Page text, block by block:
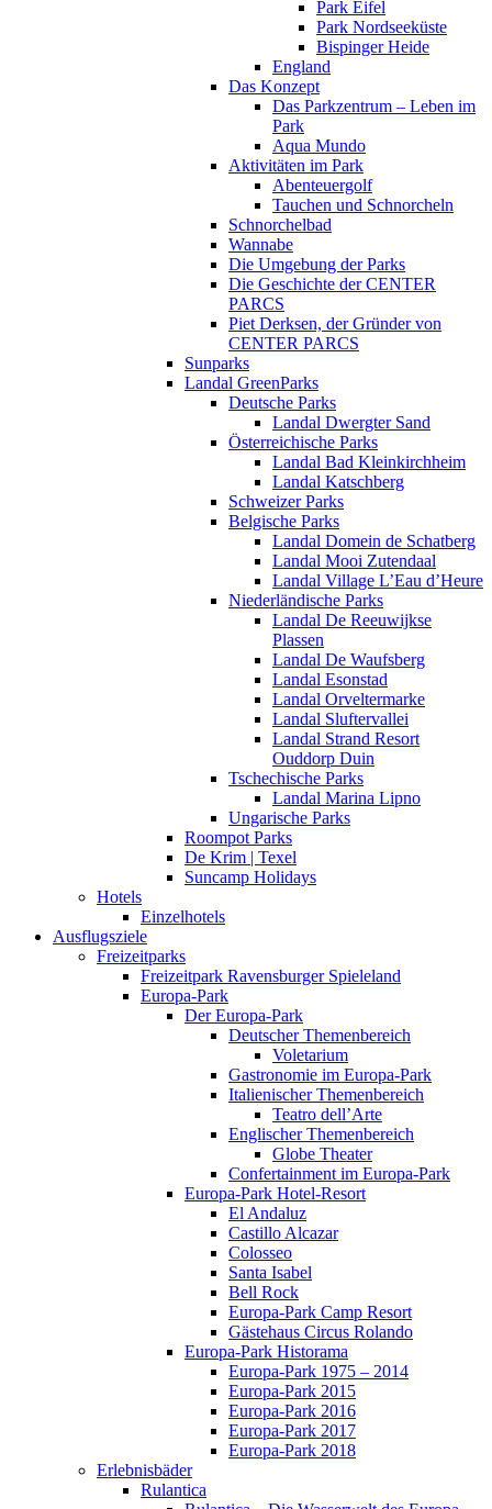
Park Eifel
Park Nordseeküste
Bispinger Heide
England
Das Konzept
Das Parkzentrum – Leben im
Park
Aqua Mundo
Aktivitäten im Park
Abenteuergolf
Tauchen und Schnorcheln
Schnorchelbad
Wannabe
Die Umgebung der Parks
Die Geschichte der CENTER
PARCS
Piet Derksen, der Gründer von
CENTER PARCS
Sunparks
Landal GreenParks
Deutsche Parks
Landal Dwergter Sand
Österreichische Parks
Landal Bad Kleinkirchheim
Landal Katschberg
Schweizer Parks
Belgische Parks
Landal Domein de Schatberg
Landal Mooi Zutendaal
Landal Village L’Eau d’Heure
Niederländische Parks
Landal De Reeuwijkse
Plassen
Landal De Waufsberg
Landal Esonstad
Landal Orveltermarke
Landal Sluftervallei
Landal Strand Resort
Ouddorp Duin
Tschechische Parks
Landal Marina Lipno
Ungarische Parks
Roompot Parks
De Krim | Texel
Suncamp Holidays
Hotels
Einzelhotels
Ausflugsziele
Freizeitparks
Freizeitpark Ravensburger Spieleland
Europa-Park
Der Europa-Park
Deutscher Themenbereich
Voletarium
Gastronomie im Europa-Park
Italienischer Themenbereich
Teatro dell’Arte
Englischer Themenbereich
Globe Theater
Confertainment im Europa-Park
Europa-Park Hotel-Resort
El Andaluz
Castillo Alcazar
Colosseo
Santa Isabel
Bell Rock
Europa-Park Camp Resort
Gästehaus Circus Rolando
Europa-Park Historama
Europa-Park 1975 – 2014
Europa-Park 2015
Europa-Park 2016
Europa-Park 2017
Europa-Park 2018
Erlebnisbäder
Rulantica